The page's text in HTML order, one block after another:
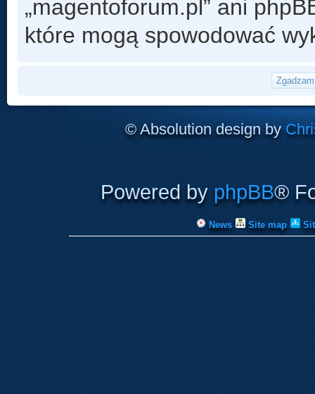
„magentoforum.pl” ani
które mogą spowodować
© Absolution design by
Powered by phpBB®
News Site map